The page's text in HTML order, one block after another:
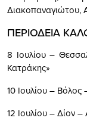
Διακοπαναγιώτου,
ΠΕΡΙΟΔΕΙΑ
8 Ιουλίου –
Κατράκης»
10 Ιουλίου –
12 Ιουλίου – Δίον